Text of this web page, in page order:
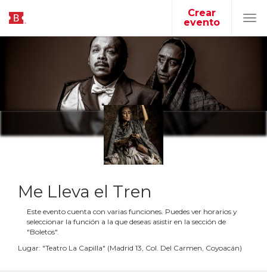
Crear
evento
Me Lleva el Tren
Este evento cuenta con varias funciones. Puedes ver horarios y
seleccionar la función a la que deseas asistir en la sección de
"Boletos".
Lugar: "Teatro La Capilla" (Madrid 13, Col. Del Carmen, Coyoacán)